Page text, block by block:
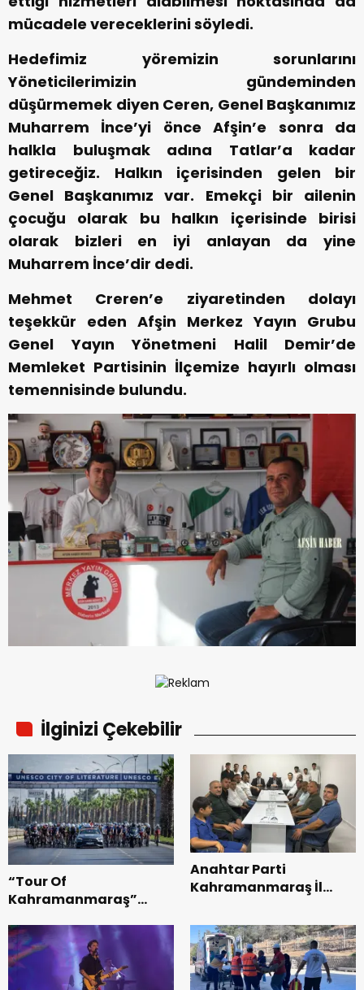
mücadele vereceklerini söyledi.
Hedefimiz yöremizin sorunlarını
Yöneticilerimizin gündeminden
düşürmemek diyen Ceren, Genel Başkanımız
Muharrem İnce’yi önce Afşin’e sonra da
halkla buluşmak adına Tatlar’a kadar
getireceğiz. Halkın içerisinden gelen bir
Genel Başkanımız var. Emekçi bir ailenin
çocuğu olarak bu halkın içerisinde birisi
olarak bizleri en iyi anlayan da yine
Muharrem İnce’dir dedi.
Mehmet Creren’e ziyaretinden dolayı
teşekkür eden Afşin Merkez Yayın Grubu
Genel Yayın Yönetmeni Halil Demir’de
Memleket Partisinin İlçemize hayırlı olması
temennisinde bulundu.
İlginizi Çekebilir
“Tour Of
Kahramanmaraş”
Bisikleti Turnuvası
Tamamlandı.
Anahtar Parti
Kahramanmaraş İl
Teşkilatı ile buluştu.